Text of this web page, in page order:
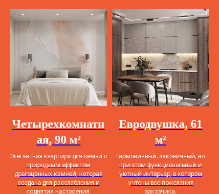
Четырехкомнатн
ая, 90 м²
Элегантная квартира для семьи с
природным эффектом
драгоценных камней, которая
создана для расслабления и
поднятия настроения.
Евродвушка, 61
м²
Гармоничный, лаконичный, но
при этом функциональный и
уютный интерьер, в котором
учтены все пожелания
заказчика.